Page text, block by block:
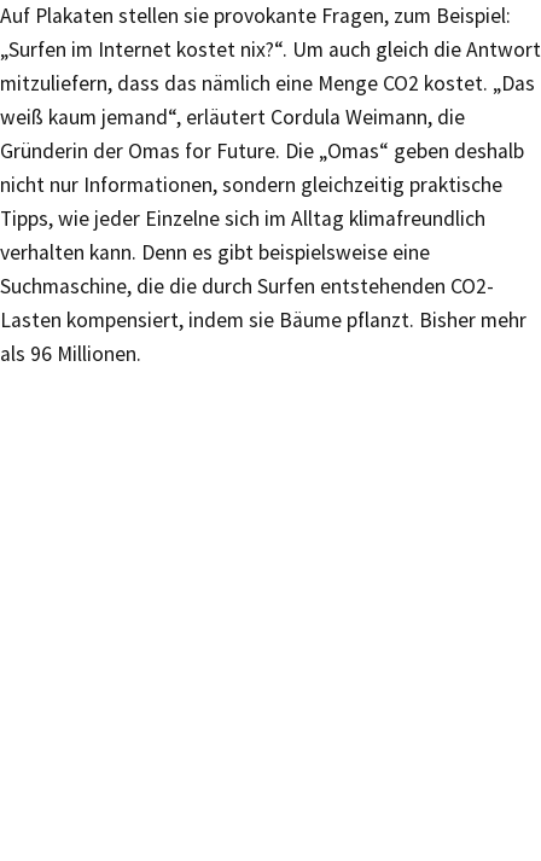
Auf Plakaten stellen sie provokante Fragen, zum Beispiel:
„Surfen im Internet kostet nix?“. Um auch gleich die Antwort
mitzuliefern, dass das nämlich eine Menge CO2 kostet. „Das
weiß kaum jemand“, erläutert Cordula Weimann, die
Gründerin der Omas for Future. Die „Omas“ geben deshalb
nicht nur Informationen, sondern gleichzeitig praktische
Tipps, wie jeder Einzelne sich im Alltag klimafreundlich
verhalten kann. Denn es gibt beispielsweise eine
Suchmaschine, die die durch Surfen entstehenden CO2-
Lasten kompensiert, indem sie Bäume pflanzt. Bisher mehr
als 96 Millionen.